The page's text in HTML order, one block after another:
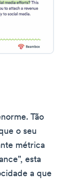
Tão
o seu
métrica
esta
a que